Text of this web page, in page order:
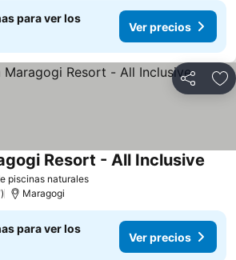
para ver los
Ver precios
Compartir
piscinas naturales
Resort - All Inclusive
Maragogi
para ver los
Ver precios